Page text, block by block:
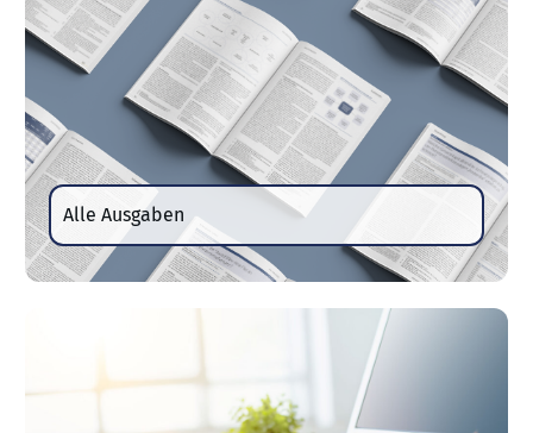
Alle Ausgaben